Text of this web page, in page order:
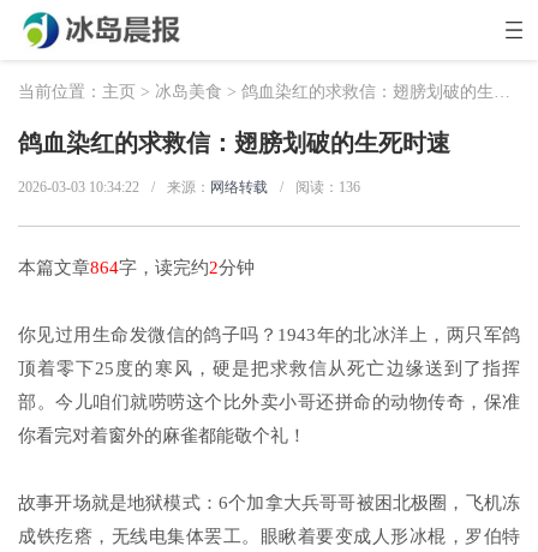
当前位置： 主页 > 冰岛美食 > 鸽血染红的求救信：翅膀划破的生死时速
鸽血染红的求救信：翅膀划破的生死时速
2026-03-03 10:34:22 / 来源： 网络转载 / 阅读： 136
本篇文章864字，读完约2分钟
你见过用生命发微信的鸽子吗？1943年的北冰洋上，两只军鸽
顶着零下25度的寒风，硬是把求救信从死亡边缘送到了指挥
部。今儿咱们就唠唠这个比外卖小哥还拼命的动物传奇，保准
你看完对着窗外的麻雀都能敬个礼！
故事开场就是地狱模式：6个加拿大兵哥哥被困北极圈，飞机冻
成铁疙瘩，无线电集体罢工。眼瞅着要变成人形冰棍，罗伯特